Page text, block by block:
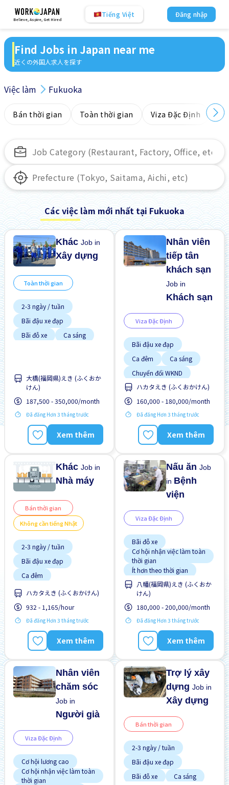
Believe, Aspire, Get Hired
Tiếng Việt Đăng nhập
Find Jobs in Japan near me
近くの外国人求人を探す
Việc làm Fukuoka
Bán thời gian Toàn thời gian Viza Đặc Định
Các việc làm mới nhất tại Fukuoka
KhácJob in
Xây dựng
Toàn thời gian
2-3 ngày / tuần
Bãi đậu xe đạp
Bãi đỗ xe
Ca sáng
Cơ hội lương cao
Cơ hội nhận việc làm toàn
Cơ hội thăng tiến
大橋(福岡県)えき (ふくおか
けん)
187,500 - 350,000/month
Đã đăng Hơn 3 tháng trước
Xem thêm
Nhân viên
tiếp tân
khách sạn
Job in
Khách sạn
Viza Đặc Định
Bãi đậu xe đạp
Ca đêm
Ca sáng
Chuyển đổi WKND
Có chỗ ở lại
Gần ga tàu
Giao dịch đã thanh toán
Không cần kinh nghiệm
Ký túc xá được bảo hiểm
ハカタえき (ふくおかけん)
160,000 - 180,000/month
Đã đăng Hơn 3 tháng trước
Xem thêm
KhácJob in
Nhà máy
Bán thời gian
Không cần tiếng Nhật
2-3 ngày / tuần
Bãi đậu xe đạp
Ca đêm
"NIHONGO"
Chuyển đổi WKND
Gần ga tàu
Ít hơn theo thời gian
Không cần kinh nghiệm
ngoài
ハカタえき (ふくおかけん)
932 - 1,165/hour
Đã đăng Hơn 3 tháng trước
Xem thêm
Nấu ănJob
in Bệnh
viện
Viza Đặc Định
Bãi đỗ xe
Cơ hội nhận việc làm toàn
thời gian
Ít hơn theo thời gian
Không cần kinh nghiệm
Ký túc xá được bảo hiểm
một phần
Nâng cao
Phúc lợi
Ưu tiên nữ giới
八幡(福岡県)えき (ふくおか
けん)
180,000 - 200,000/month
Đã đăng Hơn 3 tháng trước
Xem thêm
Nhân viên
chăm sóc
Job in
Người già
Viza Đặc Định
Cơ hội lương cao
Cơ hội nhận việc làm toàn
thời gian
Trợ lý xây
dựngJob in
Xây dựng
Bán thời gian
2-3 ngày / tuần
Bãi đậu xe đạp
Bãi đỗ xe
Ca sáng